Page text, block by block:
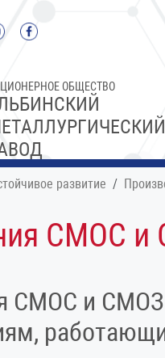
ОБЩЕСТВО
развитие
СМОС
СМОС и